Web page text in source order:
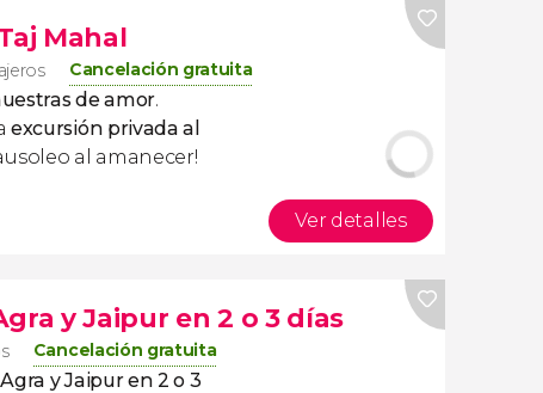
Mahal
Cancelación gratuita
de amor.
excursión privada al
al amanecer!
Ver detalles
y Jaipur en 2 o 3 días
Cancelación gratuita
y Jaipur en 2 o 3